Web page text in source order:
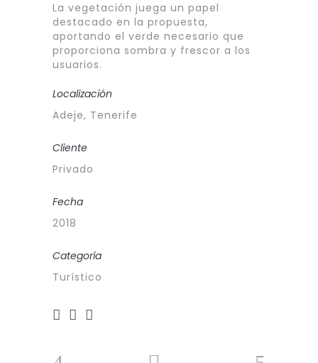
La vegetación juega un papel
destacado en la propuesta,
aportando el verde necesario que
proporciona sombra y frescor a los
usuarios.
Localización
Adeje, Tenerife
Cliente
Privado
Fecha
2018
Categoría
Turístico